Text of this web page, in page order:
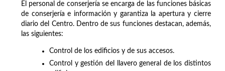
El personal de conserjería se encarga de las funciones básicas
de conserjería e información y garantiza la apertura y cierre
diario del Centro. Dentro de sus funciones destacan, además,
las siguientes:
Control de los edificios y de sus accesos.
Control y gestión del llavero general de los distintos